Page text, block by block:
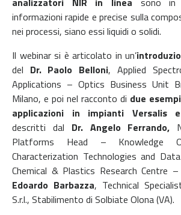
informazioni rapide e precise sulla
nei processi, siano essi liquidi o solidi.
Il webinar si è articolato in un’
del Dr. Paolo Belloni, Applied
Applications – Optics Business Unit
Milano, e poi nel racconto di due
applicazioni in impianti Versalis
descritti dal Dr. Angelo Ferrando,
Platforms Head – Knowledge
Characterization Technologies and
Chemical & Plastics Research Centre
Edoardo Barbazza, Technical
S.r.l., Stabilimento di Solbiate Olona (VA).